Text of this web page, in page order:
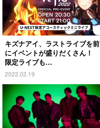
キズナアイ、ラストライブを前
にイベントが盛りだくさん！
限定ライブも…
2022.02.19